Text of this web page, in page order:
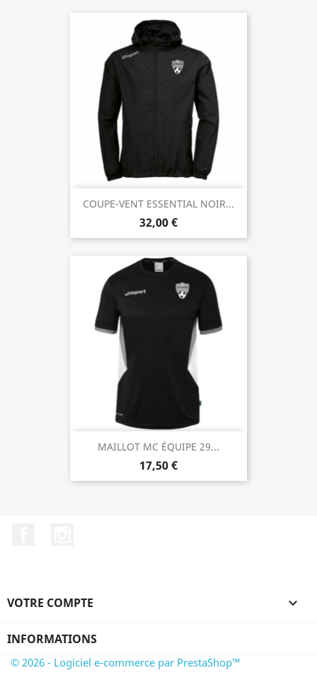
COUPE-VENT ESSENTIAL NOIR...
32,00 €
MAILLOT MC ÉQUIPE 29...
17,50 €
VOTRE COMPTE 
INFORMATIONS
© 2026 - Logiciel e-commerce par PrestaShop™